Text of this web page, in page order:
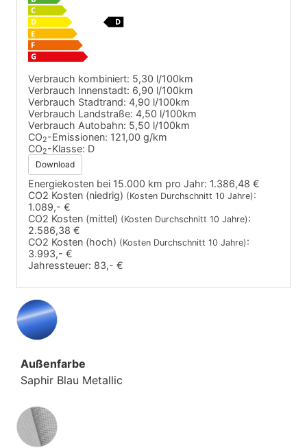
Verbrauch kombiniert: 5,30 l/100km
Verbrauch Innenstadt: 6,90 l/100km
Verbrauch Stadtrand: 4,90 l/100km
Verbrauch Landstraße: 4,50 l/100km
Verbrauch Autobahn: 5,50 l/100km
CO2-Emissionen: 121,00 g/km
CO2-Klasse: D
Download
Energiekosten bei 15.000 km pro Jahr: 1.386,48 €
CO2 Kosten (niedrig) (Kosten Durchschnitt 10 Jahre):
1.089,- €
CO2 Kosten (mittel) (Kosten Durchschnitt 10 Jahre):
2.586,38 €
CO2 Kosten (hoch) (Kosten Durchschnitt 10 Jahre):
3.993,- €
Jahressteuer: 83,- €
Außenfarbe
Saphir Blau Metallic
Innenausstattung